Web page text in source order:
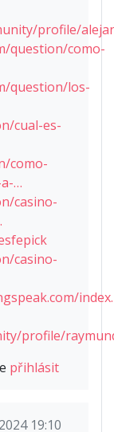
profile/
question/como-
question/los-
cual-es-
como-
…
casino-
casino-
profile/
přihlásit
19:10